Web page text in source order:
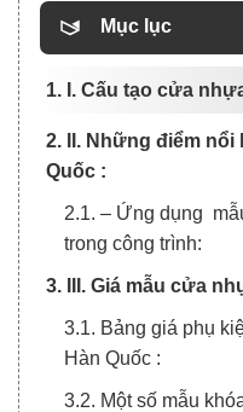
Mục lục
1. I. Cấu tạo cửa
2. II. Những điểm
Quốc :
2.1. – Ứng dụng
trong công trình:
3. III. Giá mẫu cửa
3.1. Bảng giá phụ
Hàn Quốc :
3.2. Một số mẫu